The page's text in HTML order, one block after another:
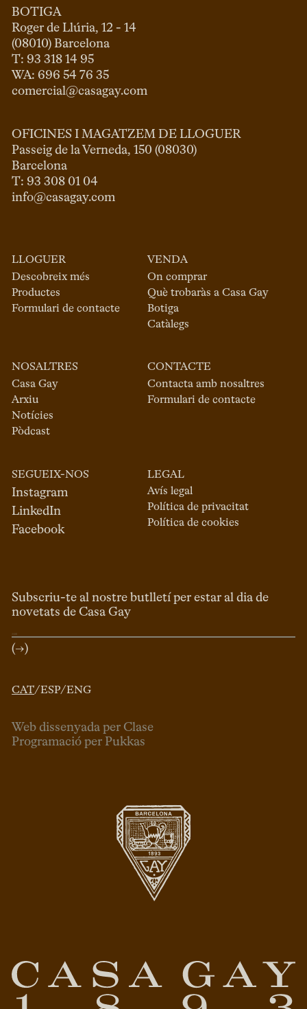
CAT ESP ENG
BOTIGA
Roger de Llúria, 12 - 14
(08010) Barcelona
T: 93 318 14 95
comercial@casagay.com
OFICINES I MAGATZEM DE LLOGUER
Passeig de la Verneda, 150 (08030)
Barcelona
info@casagay.com
LLOGUER
Descobreix més
Productes
Formulari de contacte
VENDA
On comprar
Què trobaràs a Casa Gay
Botiga
Catàlegs
NOSALTRES
Casa Gay
Arxiu
Notícies
Pòdcast
CONTACTE
Contacta amb nosaltres
Formulari de contacte
SEGUEIX-NOS
Instagram
LinkedIn
Facebook
LEGAL
Avís legal
Política de privacitat
Política de cookies
CAT/ESP/ENG
Subscriu-te al nostre butlletí per estar al dia de
novetats de Casa Gay
(→)
Web dissenyada per Clase
Programació per Pukkas